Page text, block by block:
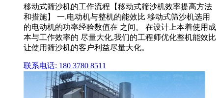
移动式筛沙机的工作流程【移动式筛沙机效率提高方法
和措施】 一.电动机与整机的能效比 移动式筛沙机选用
的电动机的功率经验数值在 之间。 在设计上本着使用成
本与工作效率的 尽量大化,我们的工程师优化整机能效比
让使用筛沙机的客户利益尽量大化。
联系电话: 180 3780 8511